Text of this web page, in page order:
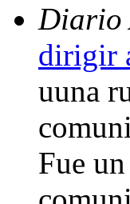
Diario
dirigir
uuna
Fue